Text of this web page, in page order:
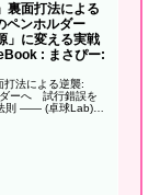
裏面打法による
ンホルダー
に変える実戦
: まさぴー:
法による逆襲:
ーへ 試行錯誤を
法則 —— (卓球Lab)